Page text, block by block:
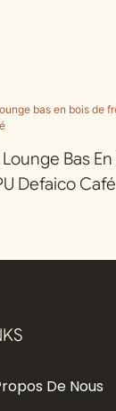
Bas
Defaico Café
De Nous